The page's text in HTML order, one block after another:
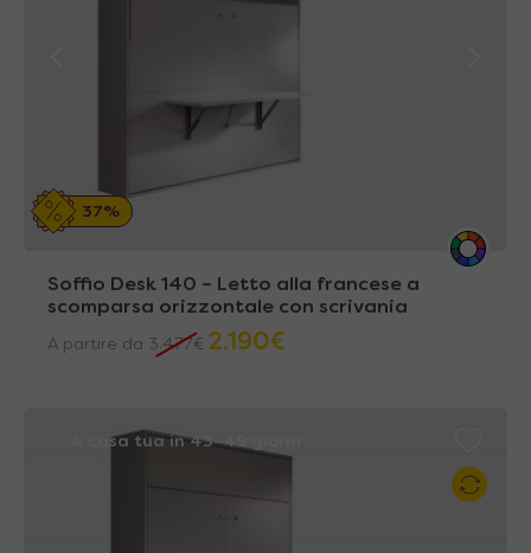
37%
Soffio Desk 140 – Letto alla francese a
scomparsa orizzontale con scrivania
A partire da 3.477 € 2.190€
A casa tua in 43~49 giorni